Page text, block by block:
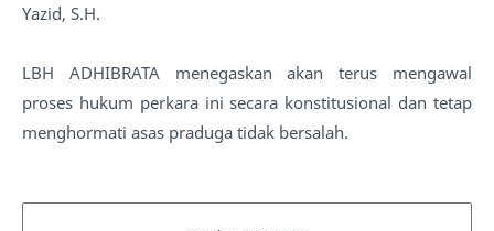
Yazid, S.H.
LBH ADHIBRATA menegaskan akan terus mengawal
proses hukum perkara ini secara konstitusional dan tetap
menghormati asas praduga tidak bersalah.